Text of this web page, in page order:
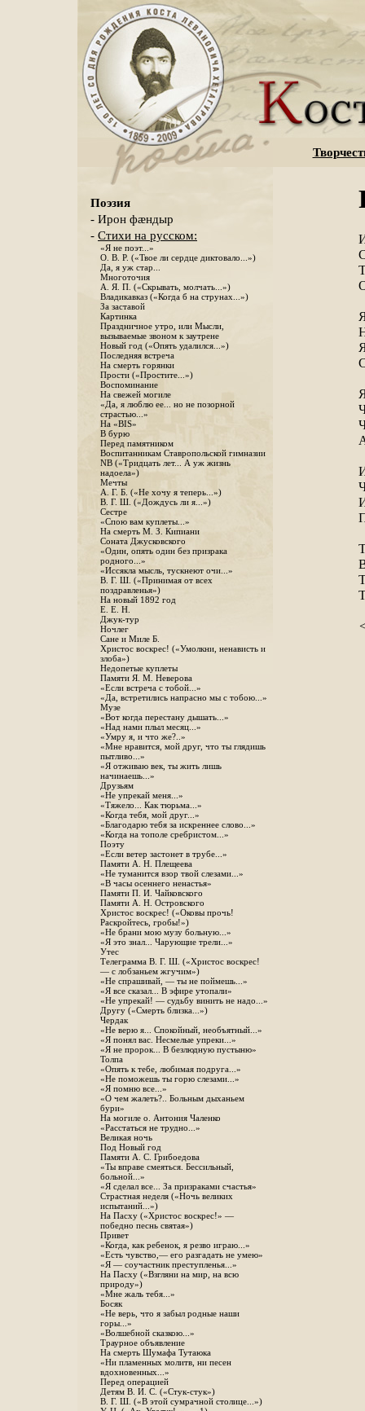
Поэзия
- Ирон фæндыр
- Стихи на русском:
«Я не поэт...»
О. В. Р. («Твое ли сердце диктовало...»)
Да, я уж стар...
Многоточия
А. Я. П. («Скрывать, молчать...»)
Владикавказ («Когда б на струнах...»)
За заставой
Картинка
Праздничное утро, или Мысли,
вызываемые звоном к заутрене
Новый год («Опять удалился...»)
Последняя встреча
На смерть горянки
Прости («Простите...»)
Воспоминание
На свежей могиле
«Да, я люблю ее... но не позорной
страстью...»
На «BIS»
В бурю
Перед памятником
Воспитанникам Ставропольской гимназии
NB («Тридцать лет... А уж жизнь
надоела»)
Мечты
А. Г. Б. («Не хочу я теперь...»)
В. Г. Ш. («Дождусь ли я...»)
Сестре
«Спою вам куплеты...»
На смерть М. З. Кипиани
Соната Джусковского
«Один, опять один без призрака
родного...»
«Иссякла мысль, тускнеют очи...»
В. Г. Ш. («Принимая от всех
поздравленья»)
На новый 1892 год
Е. Е. Н.
Джук-тур
Ночлег
Сане и Миле Б.
Христос воскрес! («Умолкни, ненависть и
злоба»)
Недопетые куплеты
Памяти Я. М. Неверова
«Если встреча с тобой...»
«Да, встретились напрасно мы с тобою...»
Музе
«Вот когда перестану дышать...»
«Над нами плыл месяц...»
«Умру я, и что же?..»
«Мне нравится, мой друг, что ты глядишь
пытливо...»
«Я отживаю век, ты жить лишь
начинаешь...»
Друзьям
«Не упрекай меня...»
«Тяжело... Как тюрьма...»
«Когда тебя, мой друг...»
«Благодарю тебя за искреннее слово...»
«Когда на тополе сребристом...»
Поэту
«Если ветер застонет в трубе...»
Памяти А. Н. Плещеева
«Не туманится взор твой слезами...»
«В часы осеннего ненастья»
Памяти П. И. Чайковского
Памяти А. Н. Островского
Христос воскрес! («Оковы прочь!
Раскройтесь, гробы!»)
«Не брани мою музу больную...»
«Я это знал... Чарующие трели...»
Утес
Телеграмма В. Г. Ш. («Христос воскрес!
— с лобзаньем жгучим»)
«Не спрашивай, — ты не поймешь...»
«Я все сказал... В эфире утопали»
«Не упрекай! — судьбу винить не надо...»
Другу («Смерть близка...»)
Чердак
«Не верю я... Спокойный, необъятный...»
«Я понял вас. Несмелые упреки...»
«Я не пророк... В безлюдную пустыню»
Толпа
«Опять к тебе, любимая подруга...»
«Не поможешь ты горю слезами...»
«Я помню все...»
«О чем жалеть?.. Больным дыханьем
бури»
На могиле о. Антония Чаленко
«Расстаться не трудно...»
Великая ночь
Под Новый год
Памяти А. С. Грибоедова
«Ты вправе смеяться. Бессильный,
больной...»
«Я сделал все... За призраками счастья»
Страстная неделя («Ночь великих
испытаний...»)
На Пасху («Христос воскрес!» —
победно песнь святая»)
Привет
«Когда, как ребенок, я резво играю...»
«Есть чувство,— его разгадать не умею»
«Я — соучастник преступленья...»
На Пасху («Взгляни на мир, на всю
природу»)
«Мне жаль тебя...»
Босяк
«Не верь, что я забыл родные наши
горы...»
«Волшебной сказкою...»
Траурное объявление
На смерть Шумафа Тутаюка
«Ни пламенных молитв, ни песен
вдохновенных...»
Перед операцией
Детям В. И. С. («Стук-стук»)
В. Г. Ш. («В этой сумрачной столице...»)